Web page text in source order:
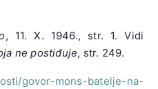
, 11. X. 1946., str. 1. Vidi
ne postiđuje, str. 249.
govor-mons-batelje-na-